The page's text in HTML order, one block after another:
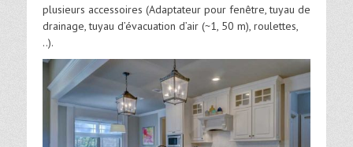
plusieurs accessoires (Adaptateur pour fenêtre, tuyau de
drainage, tuyau d’évacuation d’air (~1, 50 m), roulettes,
..).